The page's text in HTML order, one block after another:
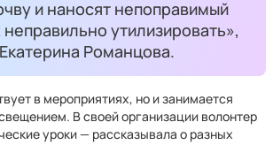
и наносят непоправимый
утилизировать»,
Романцова.
в мероприятиях, но и занимается
В своей организации волонтер
уроки — рассказывала о разных